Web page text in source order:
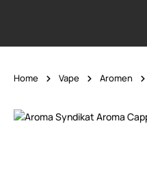
Home Vape Aromen
Bildergalerie überspringen